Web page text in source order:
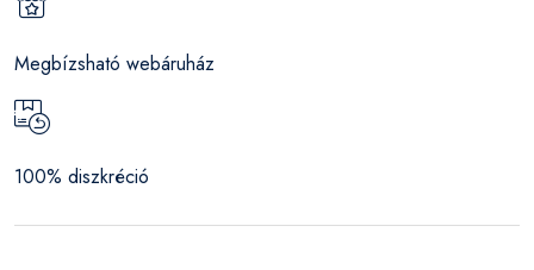
Megbízsható webáruház
100% diszkréció